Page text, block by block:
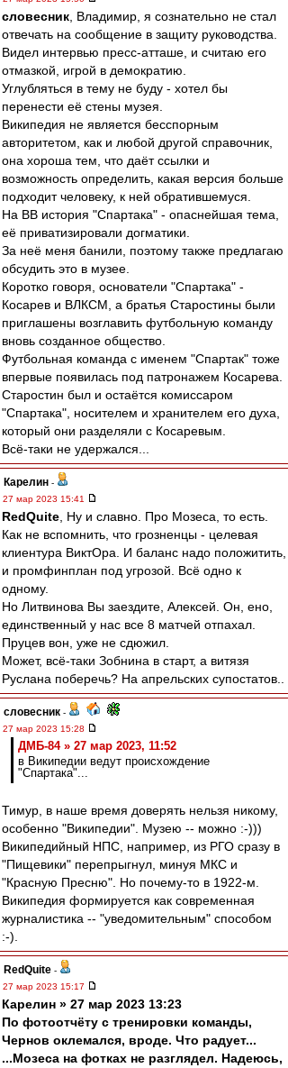
словесник , Владимир, я сознательно не стал
отвечать на сообщение в защиту руководства.
Видел интервью пресс-атташе, и считаю его
отмазкой, игрой в демократию.
Углубляться в тему не буду - хотел бы
перенести её стены музея.
Википедия не является бесспорным
авторитетом, как и любой другой справочник,
она хороша тем, что даёт ссылки и
возможность определить, какая версия больше
подходит человеку, к ней обратившемуся.
На ВВ история "Спартака" - опаснейшая тема,
её приватизировали догматики.
За неё меня банили, поэтому также предлагаю
обсудить это в музее.
Коротко говоря, основатели "Спартака" -
Косарев и ВЛКСМ, а братья Старостины были
приглашены возглавить футбольную команду
вновь созданное общество.
Футбольная команда с именем "Спартак" тоже
впервые появилась под патронажем Косарева.
Старостин был и остаётся комиссаром
"Спартака", носителем и хранителем его духа,
который они разделяли с Косаревым.
Всё-таки не удержался...
Карелин -
27 мар 2023 15:41
RedQuite , Ну и славно. Про Мозеса, то есть.
Как не вспомнить, что грозненцы - целевая
клиентура ВиктОра. И баланс надо положитить,
и промфинплан под угрозой. Всё одно к
одному.
Но Литвинова Вы заездите, Алексей. Он, ено,
единственный у нас все 8 матчей отпахал.
Пруцев вон, уже не сдюжил.
Может, всё-таки Зобнина в старт, а витязя
Руслана поберечь? На апрельских супостатов..
словесник -
27 мар 2023 15:28
ДМБ-84 » 27 мар 2023, 11:52
в Википедии ведут происхождение
"Спартака"...
Тимур, в наше время доверять нельзя никому,
особенно "Википедии". Музею -- можно :-)))
Википедийный НПС, например, из РГО сразу в
"Пищевики" перепрыгнул, минуя МКС и
"Красную Пресню". Но почему-то в 1922-м.
Википедия формируется как современная
журналистика -- "уведомительным" способом
:-).
RedQuite -
27 мар 2023 15:17
Карелин » 27 мар 2023 13:23
По фотоотчёту с тренировки команды,
Чернов оклемался, вроде. Что радует...
...Мозеса на фотках не разглядел. Надеюсь,